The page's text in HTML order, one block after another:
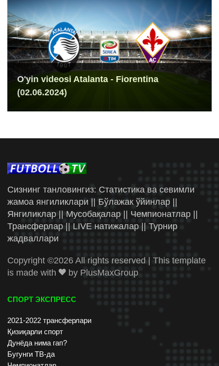
O'yin videosi Atalanta - Fiorentina
(02.06.2024)
Сизнинг танловингиз: Статистика ва севимли
жамоа янгиликлари || Бўлажак ўйинлар ||
Янгиликлар || Мусобақалар || Чемпионатлар ||
Трансферлар || LIVE натижалар || Турнир
жадваллари
Copyright ©2026 All rights reserved | This template
is made with
by PlusMaxGroup
СПОРТ ЭКСПРЕСС
2021-2022 трансферлари
Қизиқарли спорт
Дунёда нима гап?
Бугунги ТВ-да